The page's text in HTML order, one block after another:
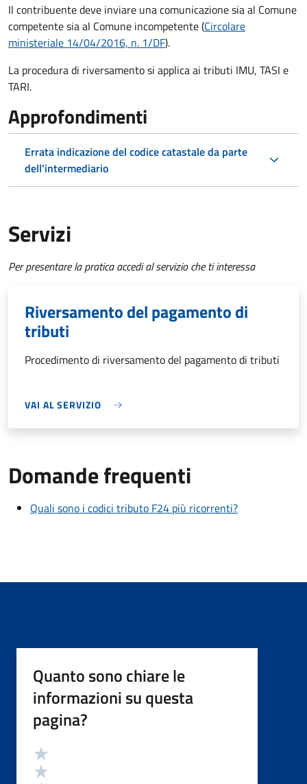
Il contribuente deve inviare una comunicazione sia al Comune
competente sia al Comune incompetente (Circolare
ministeriale 14/04/2016, n. 1/DF).
La procedura di riversamento si applica ai tributi IMU, TASI e
TARI.
Approfondimenti
Errata indicazione del codice catastale da parte
dell'intermediario
Servizi
Per presentare la pratica accedi al servizio che ti interessa
Riversamento del pagamento di
tributi
Procedimento di riversamento del pagamento di tributi
VAI AL SERVIZIO
Domande frequenti
Quali sono i codici tributo F24 più ricorrenti?
Quanto sono chiare le
informazioni su questa
pagina?
Valutazione